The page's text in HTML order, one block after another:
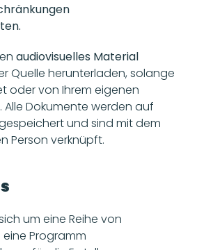
audiovisuelles Material
Quelle herunterladen, solange
oder von Ihrem eigenen
Dokumente werden auf
und sind mit dem
Person verknüpft.
um eine Reihe von
Programm